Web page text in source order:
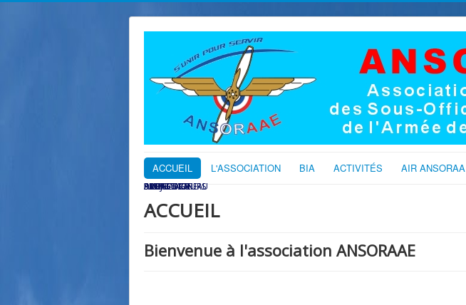
ACCUEIL L'ASSOCIATION BIA ACTIVITÉS AIR ANSORAA
DISSUASION
PROJECTION
SAUVETAGE
AMBASSADEURS
DRONE
PORTE DRAPEAU
ACCUEIL
Bienvenue à l'association ANSORAAE